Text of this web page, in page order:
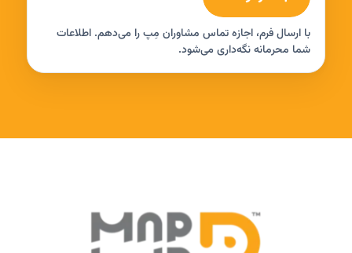
با ارسال فرم، اجازه تماس مشاوران مِپ را می‌دهم. اطلاعات
شما محرمانه نگه‌داری می‌شود.